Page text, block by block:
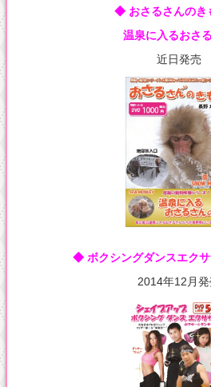
◆ おさるさんの
温泉に入るおさ
近日発売
◆ ボクシングダンスエク
2014年12月発